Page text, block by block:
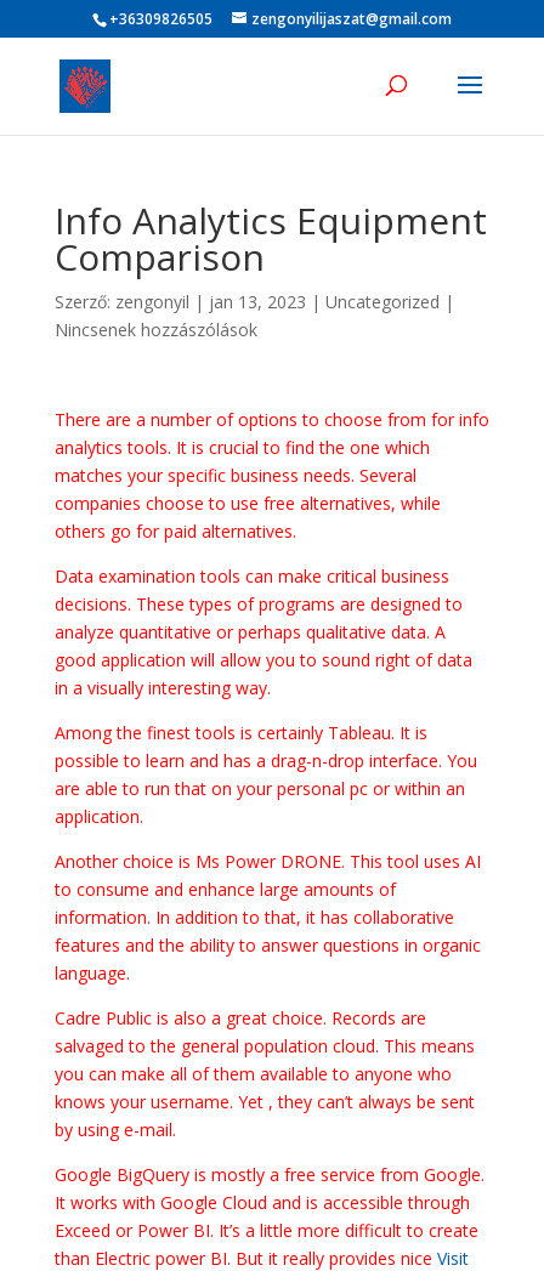
+36309826505 zengonyilijaszat@gmail.com
Info Analytics Equipment
Comparison
Szerző: zengonyil | jan 13, 2023 | Uncategorized |
Nincsenek hozzászólások
There are a number of options to choose from for info
analytics tools. It is crucial to find the one which
matches your specific business needs. Several
companies choose to use free alternatives, while
others go for paid alternatives.
Data examination tools can make critical business
decisions. These types of programs are designed to
analyze quantitative or perhaps qualitative data. A
good application will allow you to sound right of data
in a visually interesting way.
Among the finest tools is certainly Tableau. It is
possible to learn and has a drag-n-drop interface. You
are able to run that on your personal pc or within an
application.
Another choice is Ms Power DRONE. This tool uses AI
to consume and enhance large amounts of
information. In addition to that, it has collaborative
features and the ability to answer questions in organic
language.
Cadre Public is also a great choice. Records are
salvaged to the general population cloud. This means
you can make all of them available to anyone who
knows your username. Yet , they can’t always be sent
by using e-mail.
Google BigQuery is mostly a free service from Google.
It works with Google Cloud and is accessible through
Exceed or Power BI. It’s a little more difficult to create
than Electric power BI. But it really provides nice Visit